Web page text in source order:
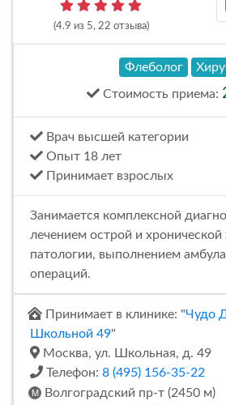
(4.9 из 5, 22 отзыва)
Флеболог
Стоимость приема:
Врач высшей категории
Опыт 18 лет
Принимает взрослых
Занимается комплексной
лечением острой и хронической
патологии, выполнением
операций.
Принимает в клинике: "Чудо
Школьной 49"
Москва, ул. Школьная, д. 49
Телефон: 8 (495) 156-35-22
Волгоградский пр-т (2450 м)